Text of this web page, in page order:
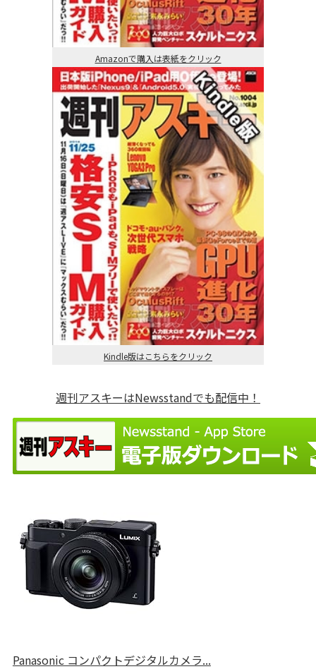
Amazonで購入は表紙をクリック
Kindle版はこちらをクリック
週刊アスキーはNewsstandでも配信中！
Panasonic コンパクトデジタルカメラ...